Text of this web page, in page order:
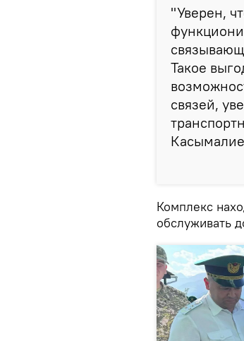
"Уверен,
Такое
связей,
Комплекс
обслуживать